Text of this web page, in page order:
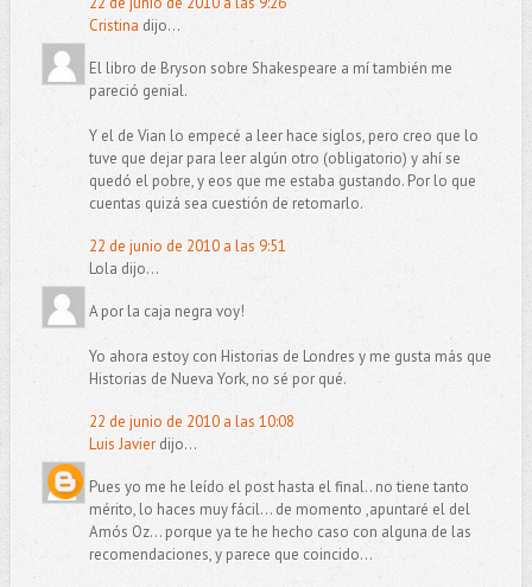
Cristina dijo...
El libro de Bryson sobre Shakespeare a mí también me
pareció genial.
Y el de Vian lo empecé a leer hace siglos, pero creo que lo
tuve que dejar para leer algún otro (obligatorio) y ahí se
quedó el pobre, y eos que me estaba gustando. Por lo que
cuentas quizá sea cuestión de retomarlo.
22 de junio de 2010 a las 9:51
Lola dijo...
A por la caja negra voy!
Yo ahora estoy con Historias de Londres y me gusta más que
Historias de Nueva York, no sé por qué.
22 de junio de 2010 a las 10:08
Luis Javierdijo...
Pues yo me he leído el post hasta el final.. no tiene tanto
mérito, lo haces muy fácil... de momento ,apuntaré el del
Amós Oz... porque ya te he hecho caso con alguna de las
recomendaciones, y parece que coincido...